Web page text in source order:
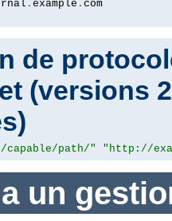
. example .
de
(versions
capable/path/" "http://
un